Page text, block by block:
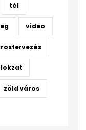
tél
video
zöld város